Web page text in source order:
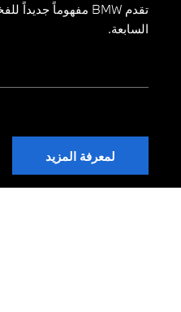
السابعة.
لمعرفة المزيد